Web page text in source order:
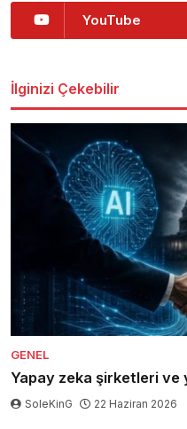
YouTube
İlginizi Çekebilir
GENEL
Yapay zeka şirketleri ve
SoleKinG 22 Haziran 2026